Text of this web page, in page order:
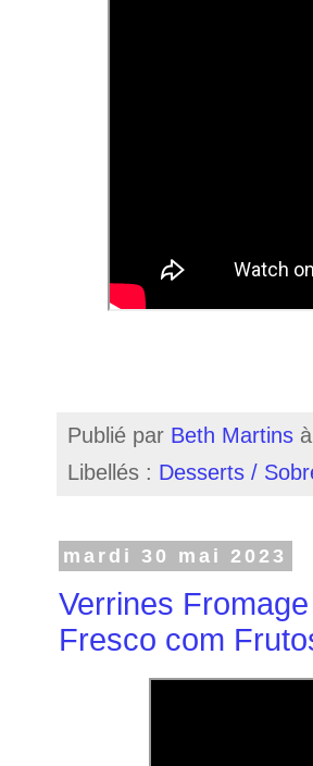
Publié par Beth Martins à
Libellés : Desserts /
mardi 30 mai 2023
Verrines
Fresco com